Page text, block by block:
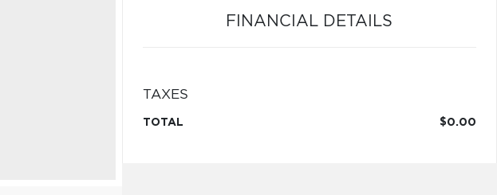
FINANCIAL DETAILS
TAXES
TOTAL $0.00